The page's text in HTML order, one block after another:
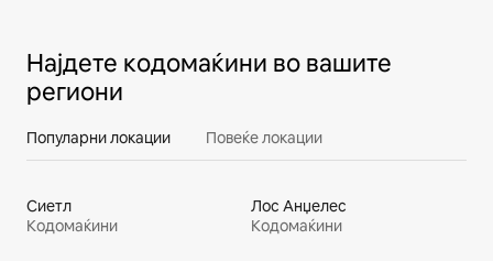
Најдете кодомаќини во вашите
региони
Популарни локации Повеќе локации
Сиетл
Кодомаќини
Лос Анџелес
Кодомаќини